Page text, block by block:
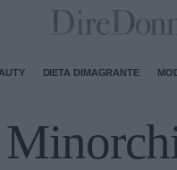
DIETA DIMAGRANTE